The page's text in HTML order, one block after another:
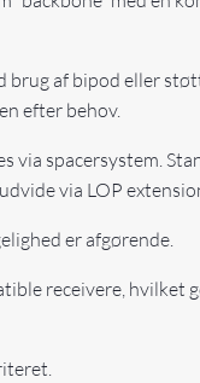
af bipod eller
efter behov.
spacersystem.
via LOP
er afgørende.
receivere,